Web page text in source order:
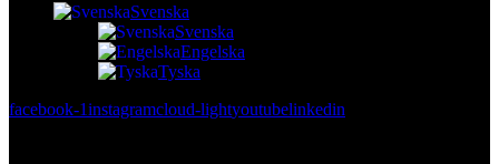
Svenska
Svenska
Engelska
Tyska
facebook-1instagramcloud-lightyoutubelinkedin